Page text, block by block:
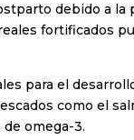
debido a la
fortificados
para el
como el
omega-3.